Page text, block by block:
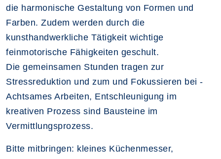
die harmonische Gestaltung von Formen und
Farben. Zudem werden durch die
kunsthandwerkliche Tätigkeit wichtige
feinmotorische Fähigkeiten geschult.
Die gemeinsamen Stunden tragen zur
Stressreduktion und zum und Fokussieren bei -
Achtsames Arbeiten, Entschleunigung im
kreativen Prozess sind Bausteine im
Vermittlungsprozess.
Bitte mitbringen: kleines Küchenmesser,